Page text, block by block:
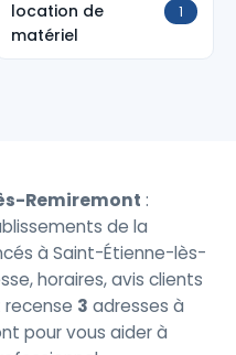
location de
matériel
1
Remiremont :
de la
à Saint-Étienne-lès-
horaires, avis clients
3 adresses à
pour vous aider à